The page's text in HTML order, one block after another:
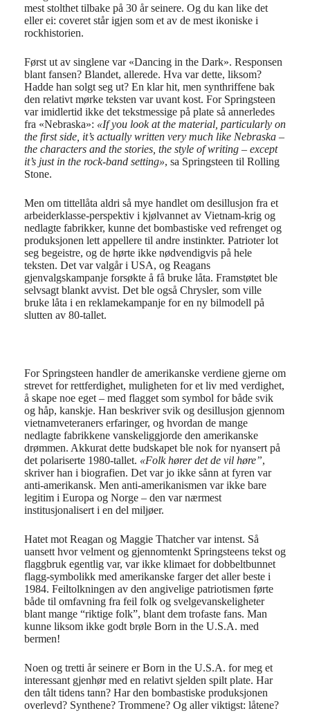
mest stolthet tilbake på 30 år seinere. Og du kan like det
eller ei: coveret står igjen som et av de mest ikoniske i
rockhistorien.
Først ut av singlene var «Dancing in the Dark». Responsen
blant fansen? Blandet, allerede. Hva var dette, liksom?
Hadde han solgt seg ut? En klar hit, men synthriffene bak
den relativt mørke teksten var uvant kost. For Springsteen
var imidlertid ikke det tekstmessige på plate så annerledes
fra «Nebraska»: «If you look at the material, particularly on
the first side, it’s actually written very much like Nebraska –
the characters and the stories, the style of writing – except
it’s just in the rock-band setting», sa Springsteen til Rolling
Stone.
Men om tittellåta aldri så mye handlet om desillusjon fra et
arbeiderklasse-perspektiv i kjølvannet av Vietnam-krig og
nedlagte fabrikker, kunne det bombastiske ved refrenget og
produksjonen lett appellere til andre instinkter. Patrioter lot
seg begeistre, og de hørte ikke nødvendigvis på hele
teksten. Det var valgår i USA, og Reagans
gjenvalgskampanje forsøkte å få bruke låta. Framstøtet ble
selvsagt blankt avvist. Det ble også Chrysler, som ville
bruke låta i en reklamekampanje for en ny bilmodell på
slutten av 80-tallet.
For Springsteen handler de amerikanske verdiene gjerne om
strevet for rettferdighet, muligheten for et liv med verdighet,
å skape noe eget – med flagget som symbol for både svik
og håp, kanskje. Han beskriver svik og desillusjon gjennom
vietnamveteraners erfaringer, og hvordan de mange
nedlagte fabrikkene vanskeliggjorde den amerikanske
drømmen. Akkurat dette budskapet ble nok for nyansert på
det polariserte 1980-tallet. «Folk hører det de vil høre”,
skriver han i biografien. Det var jo ikke sånn at fyren var
anti-amerikansk. Men anti-amerikanismen var ikke bare
legitim i Europa og Norge – den var nærmest
institusjonalisert i en del miljøer.
Hatet mot Reagan og Maggie Thatcher var intenst. Så
uansett hvor velment og gjennomtenkt Springsteens tekst og
flaggbruk egentlig var, var ikke klimaet for dobbeltbunnet
flagg-symbolikk med amerikanske farger det aller beste i
1984. Feiltolkningen av den angivelige patriotismen førte
både til omfavning fra feil folk og svelgevanskeligheter
blant mange “riktige folk”, blant dem trofaste fans. Man
kunne liksom ikke godt brøle Born in the U.S.A. med
bermen!
Noen og tretti år seinere er Born in the U.S.A. for meg et
interessant gjenhør med en relativt sjelden spilt plate. Har
den tålt tidens tann? Har den bombastiske produksjonen
overlevd? Synthene? Trommene? Og aller viktigst: låtene?